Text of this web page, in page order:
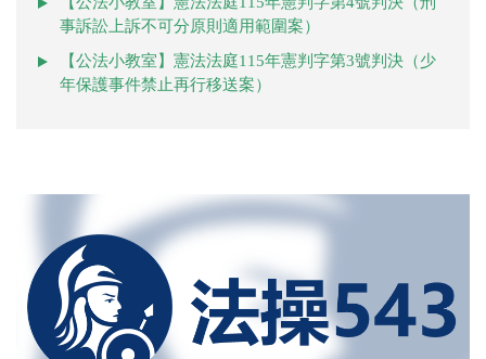
事訴訟上訴不可分原則適用範圍案）
【公法小教室】憲法法庭115年憲判字第3號判決（少
年保護事件禁止再行移送案）